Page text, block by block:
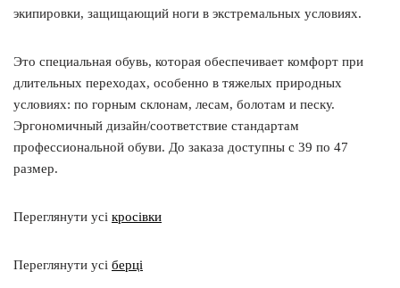
экипировки, защищающий ноги в экстремальных условиях.
Это специальная обувь, которая обеспечивает комфорт при
длительных переходах, особенно в тяжелых природных
условиях: по горным склонам, лесам, болотам и песку.
Эргономичный дизайн/соответствие стандартам
профессиональной обуви. До заказа доступны с 39 по 47
размер.
Переглянути усі кросівки
Переглянути усі берці